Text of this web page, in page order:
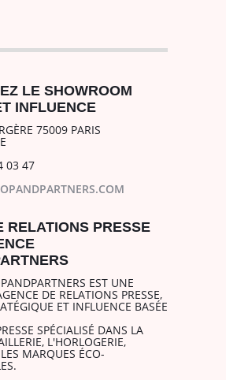
LE SHOWROOM
INFLUENCE
75009 PARIS
03 47
RELATIONS PRESSE
EST UNE
DE RELATIONS PRESSE,
ET INFLUENCE BASÉE
SPÉCIALISÉ DANS LA
L'HORLOGERIE,
MARQUES ÉCO-